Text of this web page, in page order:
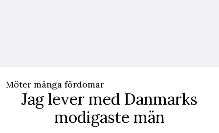
Möter många fördomar
Jag lever med Danmarks
modigaste män